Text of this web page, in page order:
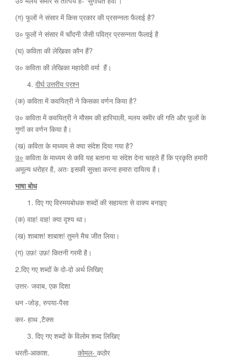
(ग) फूलों ने संसार में किस प्रकार की प्रसन्नता फैलाई है?
उ० फूलों ने संसार में चाँदनी जैसी पवित्र प्रसन्नता फैलाई है
(घ) कविता की लेखिका कौन हैं?
उ० कविता की लेखिका महादेवी वर्मा हैं।
दीर्घ उत्तरीय प्रश्न
(क) कविता में कवयित्री ने किसका वर्णन किया है?
उ० कविता में कवयित्री ने मौसम की हारियाली, मलय समीर की गति और फूलों के
गुणों का वर्णन किया है।
(ख) कविता के माध्यम से क्या संदेश दिया गया है?
उ० कविता के माध्यम से कवि यह बताना या संदेश देना चाहते हैं कि प्रकृति हमारी
अमूल्य धरोहर है, अतः इसकी सुरक्षा करना हमारा दायित्व है।
भाषा बोध
दिए गए विस्मयबोधक शब्दों की सहायता से वाक्य बनाइए
(क) वाह! वाह! क्या दृश्य था।
(ख) शाबाश! शाबाश! तुमने मैच जीत लिया।
(ग) उफ़! उफ़! कितनी गरमी है।
2.दिए गए शब्दों के दो-दो अर्थ लिखिए
उत्तर- जवाब, एक दिशा
धन -जोड़, रुपया-पैसा
कर- हाथ ,टैक्स
दिए गए शब्दों के विलोम शब्द लिखिए
धरती-आकाश. कोमल- कठोर